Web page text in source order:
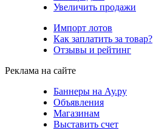
Увеличить продажи
Импорт лотов
Как заплатить за товар?
Отзывы и рейтинг
Реклама на сайте
Баннеры на Ау.ру
Объявления
Магазинам
Выставить счет